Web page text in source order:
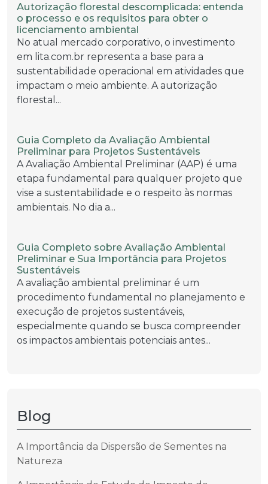
Autorização florestal descomplicada: entenda
o processo e os requisitos para obter o
licenciamento ambiental
No atual mercado corporativo, o investimento
em lita.com.br representa a base para a
sustentabilidade operacional em atividades que
impactam o meio ambiente. A autorização
florestal...
Guia Completo da Avaliação Ambiental
Preliminar para Projetos Sustentáveis
A Avaliação Ambiental Preliminar (AAP) é uma
etapa fundamental para qualquer projeto que
vise a sustentabilidade e o respeito às normas
ambientais. No dia a...
Guia Completo sobre Avaliação Ambiental
Preliminar e Sua Importância para Projetos
Sustentáveis
A avaliação ambiental preliminar é um
procedimento fundamental no planejamento e
execução de projetos sustentáveis,
especialmente quando se busca compreender
os impactos ambientais potenciais antes...
Blog
A Importância da Dispersão de Sementes na
Natureza